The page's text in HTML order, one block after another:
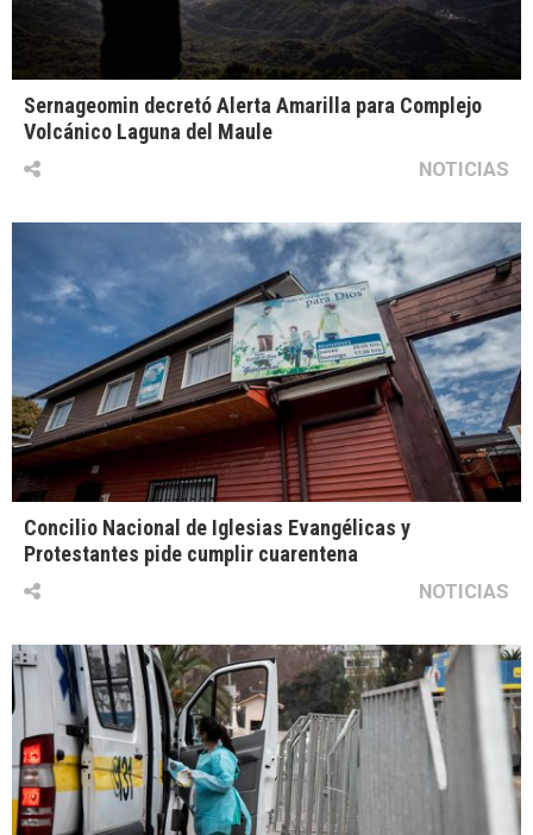
Sernageomin decretó Alerta Amarilla para Complejo
Volcánico Laguna del Maule
NOTICIAS
Concilio Nacional de Iglesias Evangélicas y
Protestantes pide cumplir cuarentena
NOTICIAS